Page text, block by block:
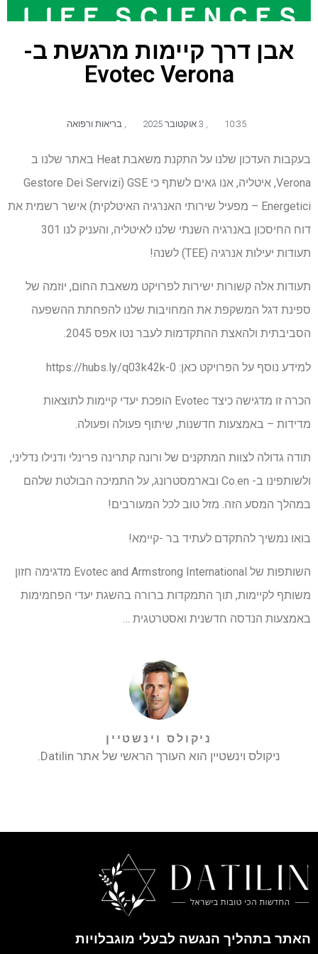
אבן דרך קיימות מרגשת ב-
Evotec Verona
10:35 בריאות ורפואה
בעקבות העדכון שלנו על התקנת משאבת Heat באתר שלנו ב
Verona, איטליה, אנו גאים לשתף כי GSE (Gestore Dei Servizi
Energetici – מפעיל שירותי האנרגיה האיטלקית) אישר רשמית את
דוח החיסכון באנרגיה השנתי שלנו לאיטליה, והעניק לנו 301
תעודות יעילות אנרגיה (TEE) לשנה!
תעודות אלה קשורות ישירות לפרויקט משאבת החום, יוזמה של
ספינת דגל המשקפת את המחויבות שלנו להפחתת ההשפעה
הסביבתית ולהאצת ההתקדמות לעבר נטו אפס 2045.
למידע נוסף על הפרויקט כאן: https://hubs.ly/q03k42k-0
הכרה זו מדגישה כיצד Evotec הופכת יעדי קיימות לתוצאות
מדידות – באמצעות חדשנות, שיתוף פעולה ופעולה.
תודה גדולה לצוות המתקנים של ורונה קתרינה פרינלי ודנילו נדליני,
ולשותפינו ב- Co.en ובארמסטרונג, על התמיכה הבולטת שלהם
במהלך המסע הזה. מזל טוב לכל המעורבים!
בואו נמשיך להתקדם לעתיד בר -קיימא!
השותפות של Evotec and Armstrong International מדגימה חזון
משותף לקיימות, תוך התמקדות ברורה בהשגת יעדי הפחמימות
באמצעות הנדסה חדשנית ואסטרטגית …
ניקולס וינשטיין
ניקולס וינשטיין הוא העורך הראשי של אתר Datilin.
האתר בתהליך הנגשה לבעלי מוגבלויות